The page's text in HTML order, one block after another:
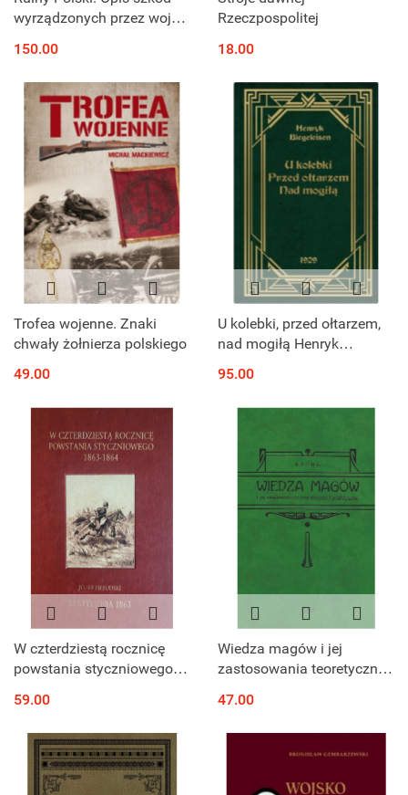
wyrządzonych przez wojnę
sztuki na ziemiach
Małopolski i Rusi
Czerwonej
150.00
Rzeczpospolitej
18.00
Trofea wojenne. Znaki
chwały żołnierza polskiego
49.00
U kolebki, przed ołtarzem,
nad mogiłą Henryk
95.00
W czterdziestą rocznicę
powstania styczniowego
Piłsudski
59.00
Wiedza magów i jej
zastosowania teoretyczne i
47.00